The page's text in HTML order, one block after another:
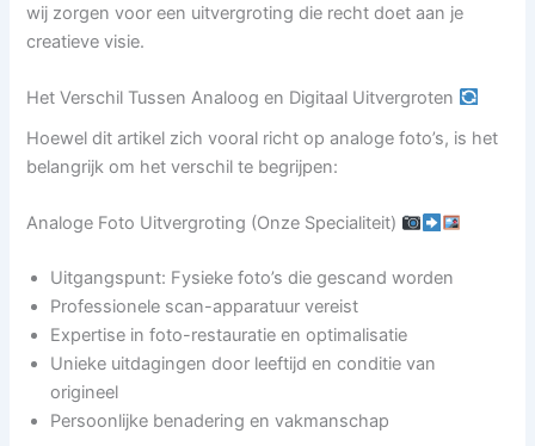
wij zorgen voor een uitvergroting die recht doet aan je
creatieve visie.
Het Verschil Tussen Analoog en Digitaal Uitvergroten
Hoewel dit artikel zich vooral richt op analoge foto’s, is het
belangrijk om het verschil te begrijpen:
Analoge Foto Uitvergroting (Onze Specialiteit)
Uitgangspunt: Fysieke foto’s die gescand worden
Professionele scan-apparatuur vereist
Expertise in foto-restauratie en optimalisatie
Unieke uitdagingen door leeftijd en conditie van
origineel
Persoonlijke benadering en vakmanschap